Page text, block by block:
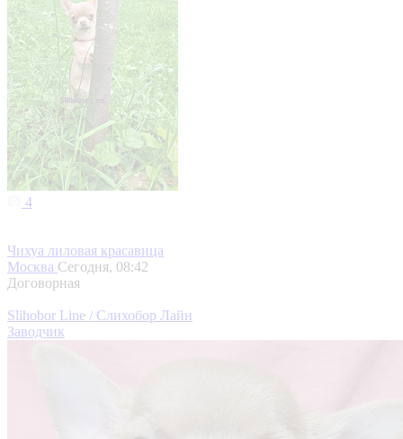
4
Чихуа лиловая красавица
Москва Сегодня, 08:42
Договорная
Slihobor Line / Слихобор Лайн
Заводчик